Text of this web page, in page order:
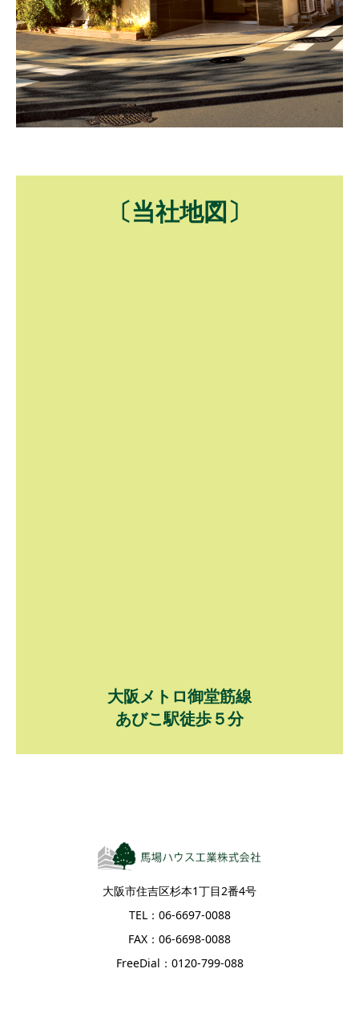
〔当社地図〕
大阪メトロ御堂筋線
あびこ駅徒歩５分
大阪市住吉区杉本1丁目2番4号
TEL：06-6697-0088
FAX：06-6698-0088
FreeDial：0120-799-088